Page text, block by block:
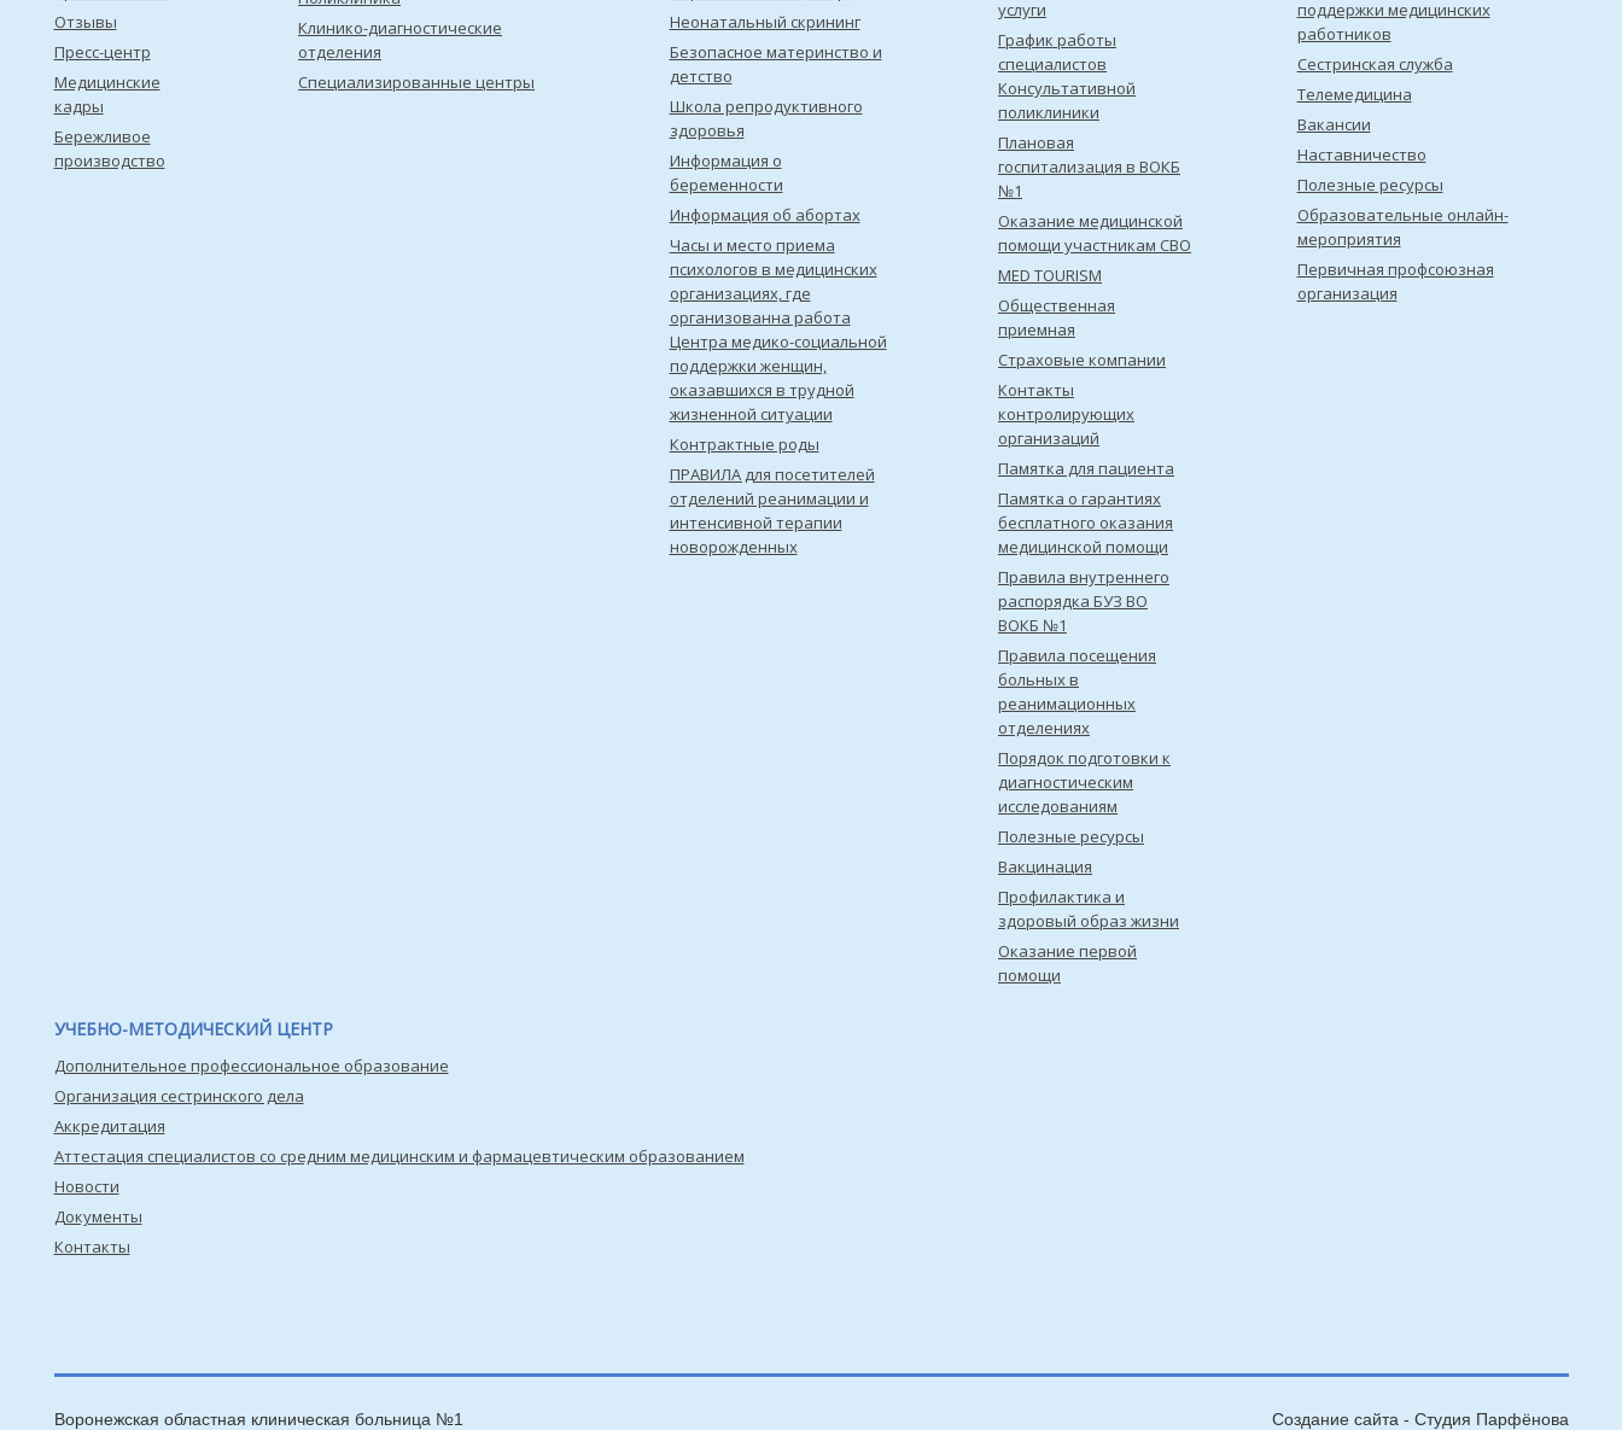
Отзывы
Пресс-центр
Медицинские
кадры
Бережливое
производство
Клинико-диагностические
отделения
Специализированные центры
Неонатальный скрининг
Безопасное материнство и
детство
Школа репродуктивного
здоровья
Информация о
беременности
Информация об абортах
Часы и место приема
психологов в медицинских
организациях, где
организованна работа
Центра медико-социальной
поддержки женщин,
оказавшихся в трудной
жизненной ситуации
Контрактные роды
ПРАВИЛА для посетителей
отделений реанимации и
интенсивной терапии
новорожденных
услуги
График работы
специалистов
Консультативной
поликлиники
Плановая
госпитализация в ВОКБ
№1
Оказание медицинской
помощи участникам СВО
MED TOURISM
Общественная
приемная
Страховые компании
Контакты
контролирующих
организаций
Памятка для пациента
Памятка о гарантиях
бесплатного оказания
медицинской помощи
Правила внутреннего
распорядка БУЗ ВО
ВОКБ №1
Правила посещения
больных в
реанимационных
отделениях
Порядок подготовки к
диагностическим
исследованиям
Полезные ресурсы
Вакцинация
Профилактика и
здоровый образ жизни
Оказание первой
помощи
поддержки медицинских
работников
Сестринская служба
Телемедицина
Вакансии
Наставничество
Полезные ресурсы
Образовательные онлайн-
мероприятия
Первичная профсоюзная
организация
УЧЕБНО-МЕТОДИЧЕСКИЙ ЦЕНТР
Дополнительное профессиональное образование
Организация сестринского дела
Аккредитация
Аттестация специалистов со средним медицинским и фармацевтическим образованием
Новости
Документы
Контакты
Воронежская областная клиническая больница №1 Создание сайта - Cтудия Парфёнова